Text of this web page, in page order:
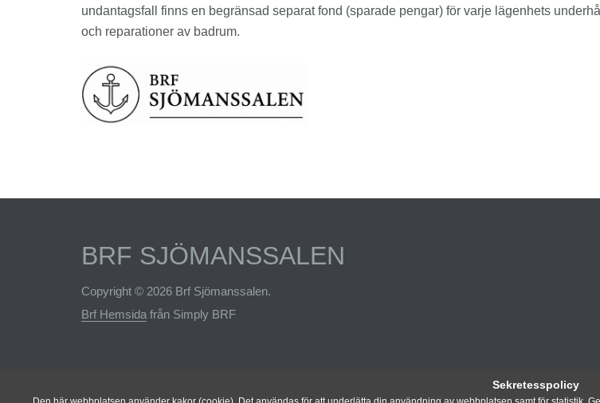
undantagsfall finns en begränsad separat fond (sparade pengar) för varje lägenhets
och reparationer av badrum.
BRF SJÖMANSSALEN
Copyright © 2026 Brf Sjömanssalen.
Brf Hemsida från Simply BRF
Sekretesspolicy